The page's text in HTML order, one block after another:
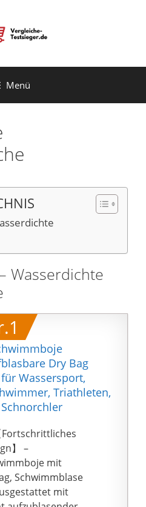
Menü
Wasserdichte
Dry Bag
Wassersport,
Triathleten,
】 –
mit
Schwimmblase
mit